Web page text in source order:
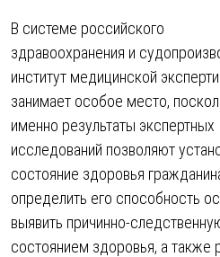
В системе российского
здравоохранения и
институт медицинской
занимает особое место,
именно результаты экспертных
исследований позволяют
состояние здоровья
определить его способность
выявить причинно-
состоянием здоровья, а